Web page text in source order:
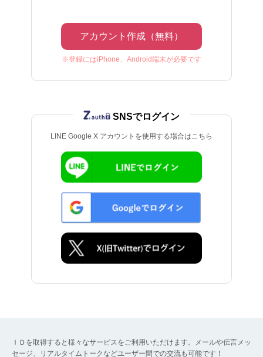
アカウント作成（無料）
※登録にはiPhone、Android端末が必要です
LINE Google X アカウントを使用する場合はこちら
SNSでログイン
ＩＤを取得すると様々なサービスをご利用いただけます。メールや伝言メッ
セージ、リアルタイムトークなどユーザー間での交流も可能です！